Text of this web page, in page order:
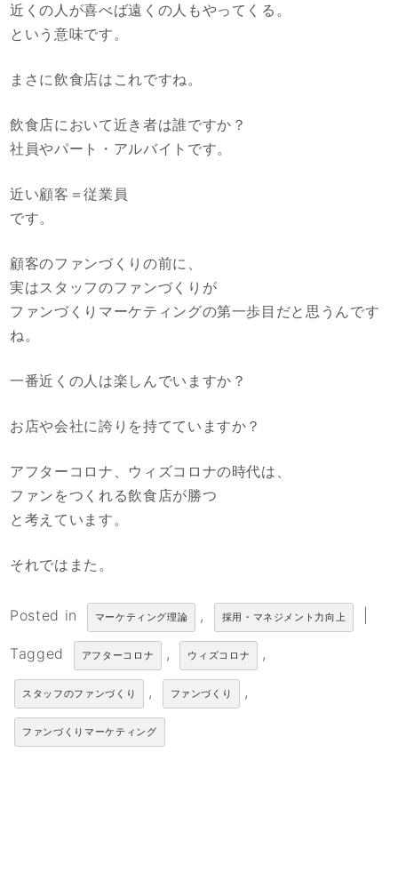
近くの人が喜べば遠くの人もやってくる。
という意味です。
まさに飲食店はこれですね。
飲食店において近き者は誰ですか？
社員やパート・アルバイトです。
近い顧客＝従業員
です。
顧客のファンづくりの前に、
実はスタッフのファンづくりが
ファンづくりマーケティングの第一歩目だと思うんです
ね。
一番近くの人は楽しんでいますか？
お店や会社に誇りを持てていますか？
アフターコロナ、ウィズコロナの時代は、
ファンをつくれる飲食店が勝つ
と考えています。
それではまた。
Posted in マーケティング理論 , 採用・マネジメント力向上
Tagged アフターコロナ , ウィズコロナ ,
スタッフのファンづくり , ファンづくり ,
ファンづくりマーケティング